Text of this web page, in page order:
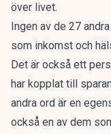
över livet.
Ingen av de 27
som inkomst och
Det är också ett
har kopplat till
andra ord är en
också en av dem